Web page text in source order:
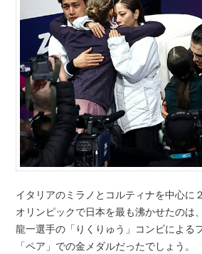
イタリアのミラノとコルティナを中心に
オリンピックで日本を最も沸かせたのは
龍一選手の「りくりゅう」コンビによる
「ペア」での金メダルだったでしょう。